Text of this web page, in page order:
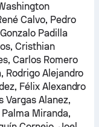
Calvo, Pedro
Padilla
Cristhian
Carlos Romero
Rodrigo Alejandro
Félix Alexandro
Vargas Alanez,
Miranda,